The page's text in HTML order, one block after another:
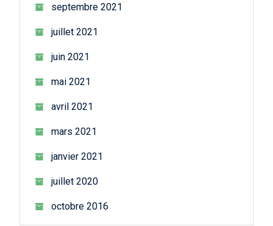
septembre 2021
juillet 2021
juin 2021
mai 2021
avril 2021
mars 2021
janvier 2021
juillet 2020
octobre 2016